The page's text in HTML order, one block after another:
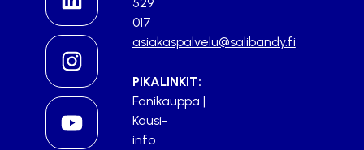
017
asiakaspalvelu@salibandy.fi
PIKALINKIT:
Fanikauppa |
Kausi-
info